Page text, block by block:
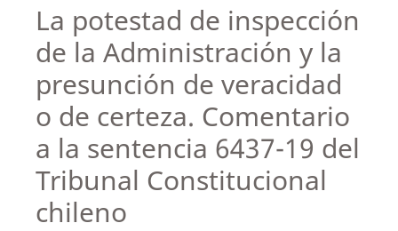
La potestad de inspección
de la Administración y la
presunción de veracidad
o de certeza. Comentario
a la sentencia 6437-19 del
Tribunal Constitucional
chileno